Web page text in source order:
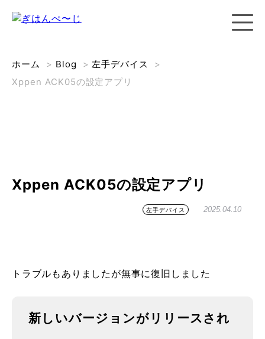
ホーム > Blog >左手デバイス
>
Xppen ACK05の設定アプリ
Xppen ACK05の設定アプリ
左手デバイス 2025.04.10
トラブルもありましたが無事に復旧しました
新しいバージョンがリリースされ